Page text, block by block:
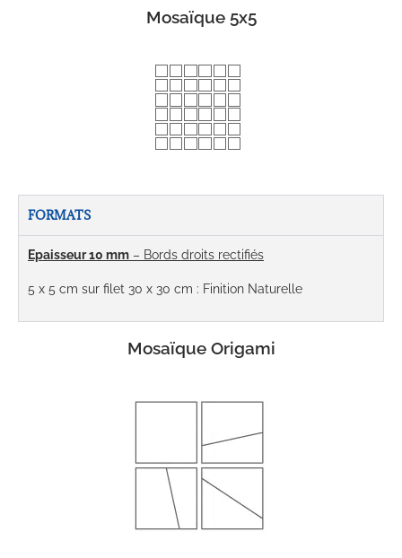
Mosaïque 5x5
FORMATS
Epaisseur 10 mm – Bords droits rectifiés
5 x 5 cm sur filet 30 x 30 cm : Finition Naturelle
Mosaïque Origami